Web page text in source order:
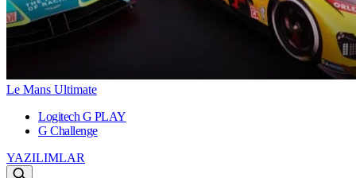
Le Mans Ultimate
Logitech G PLAY
G Challenge
YAZILIMLAR